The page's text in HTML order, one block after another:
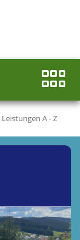
Leistungen A - Z